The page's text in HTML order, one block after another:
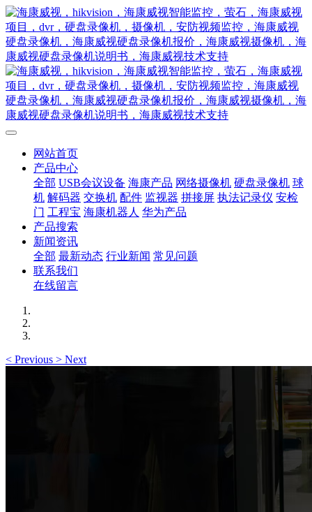
网站首页
产品中心
全部 USB会议设备 海康产品 网络摄像机 硬盘录像机 球
机 解码器 交换机 配件 监视器 拼接屏 执法记录仪 安检
门 工程宝 海康机器人 华为产品
产品搜索
新闻资讯
全部 最新动态 行业新闻 常见问题
联系我们
在线留言
< Previous > Next